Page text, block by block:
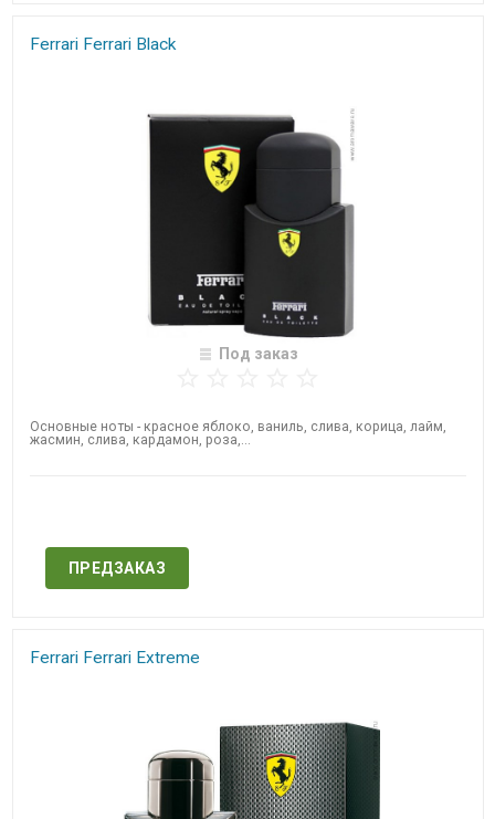
Ferrari Ferrari Black
Под заказ
Основные ноты - красное яблоко, ваниль, слива, корица, лайм,
жасмин, слива, кардамон, роза,...
ПРЕДЗАКАЗ
Ferrari ​Ferrari Extreme